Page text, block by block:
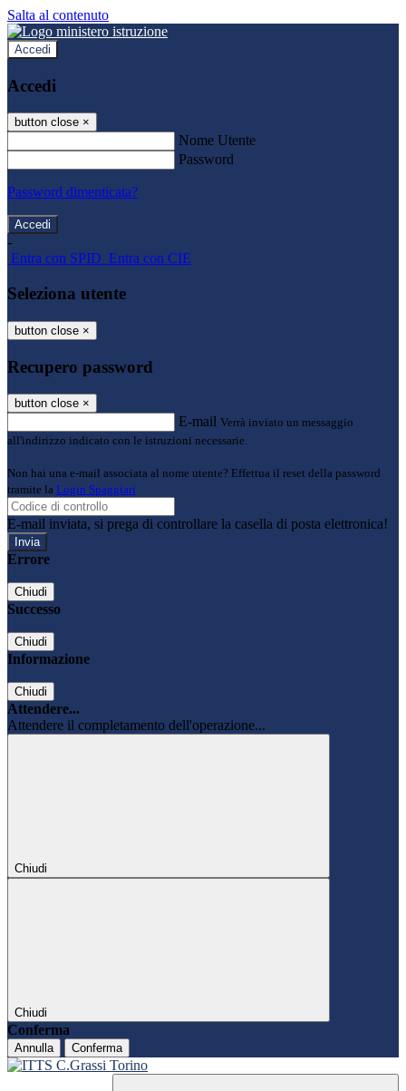
Salta al contenuto
Accedi
Accedi
button close ×
Nome Utente
Password
Password dimenticata?
-
Entra con SPID Entra con CIE
Seleziona utente
button close ×
Recupero password
button close ×
E-mail Verrà inviato un messaggio
all'indirizzo indicato con le istruzioni necessarie.
Non hai una e-mail associata al nome utente? Effettua il reset della password
tramite la Login Spaggiari
E-mail inviata, si prega di controllare la casella di posta elettronica!
Errore
Chiudi
Successo
Chiudi
Informazione
Chiudi
Attendere...
Attendere il completamento dell'operazione...
Chiudi
Chiudi
Conferma
Annulla Conferma